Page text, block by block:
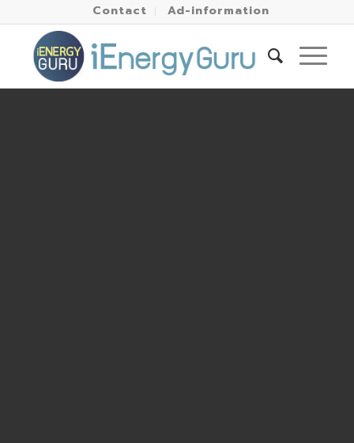
Contact Ad-information